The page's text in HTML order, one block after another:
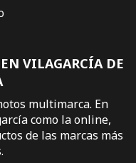
VILAGARCÍA DE
multimarca. En
como la online,
de las marcas más